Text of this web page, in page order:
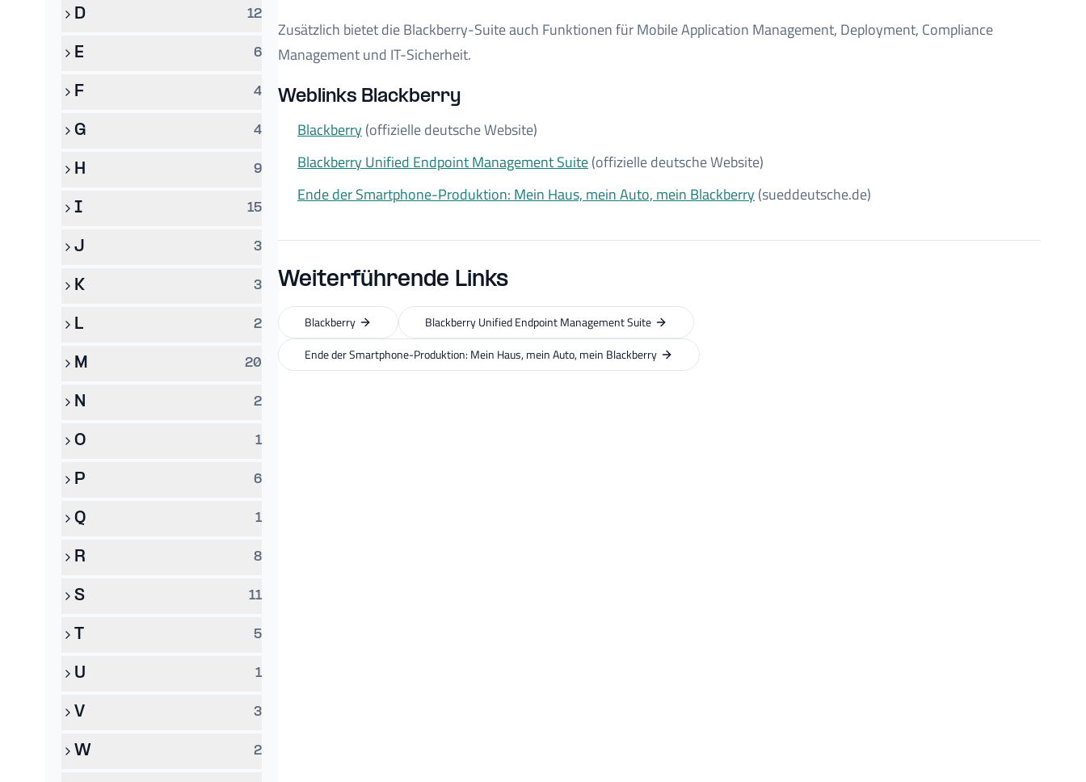
D 12
E 6
F 4
G 4
H 9
I 15
J 3
K 3
L 2
M 20
N 2
O 1
P 6
Q 1
R 8
S 11
T 5
U 1
V 3
W 2
Zusätzlich bietet die Blackberry-Suite auch Funktionen für Mobile Application Management, Deployment, Compliance
Management und IT-Sicherheit.
Weblinks Blackberry
Blackberry(offizielle deutsche Website)
Blackberry Unified Endpoint Management Suite(offizielle deutsche Website)
Ende der Smartphone-Produktion: Mein Haus, mein Auto, mein Blackberry(sueddeutsche.de)
Weiterführende Links
Blackberry
Blackberry Unified Endpoint Management Suite
Ende der Smartphone-Produktion: Mein Haus, mein Auto, mein Blackberry